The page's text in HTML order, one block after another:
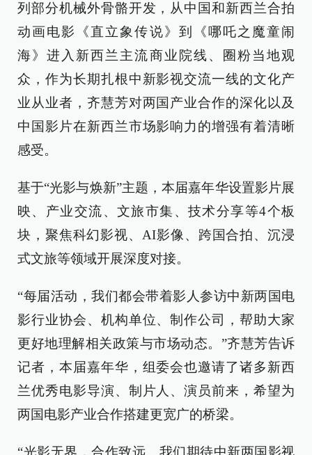
列部分机械外骨骼开发，从中国和新西兰合拍
动画电影《直立象传说》到《哪吒之魔童闹
海》进入新西兰主流商业院线、圈粉当地观
众，作为长期扎根中新影视交流一线的文化产
业从业者，齐慧芳对两国产业合作的深化以及
中国影片在新西兰市场影响力的增强有着清晰
感受。
基于“光影与焕新”主题，本届嘉年华设置影片展
映、产业交流、文旅市集、技术分享等4个板
块，聚焦科幻影视、AI影像、跨国合拍、沉浸
式文旅等领域开展深度对接。
“每届活动，我们都会带着影人参访中新两国电
影行业协会、机构单位、制作公司，帮助大家
更好地理解相关政策与市场动态。”齐慧芳告诉
记者，本届嘉年华，组委会也邀请了诸多新西
兰优秀电影导演、制片人、演员前来，希望为
两国电影产业合作搭建更宽广的桥梁。
“光影无界，合作致远。我们期待中新两国影视